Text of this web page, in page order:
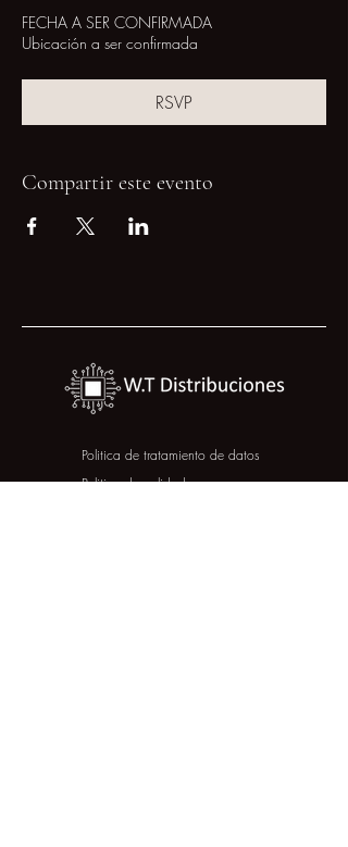
FECHA A SER CONFIRMADA
Ubicación a ser confirmada
RSVP
Compartir este evento
Politica de tratamiento de datos
Politica de calidad